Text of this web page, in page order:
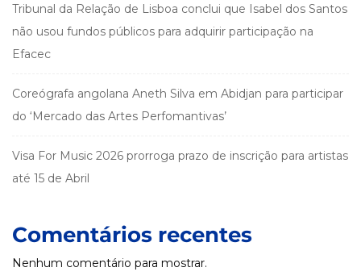
Tribunal da Relação de Lisboa conclui que Isabel dos Santos
não usou fundos públicos para adquirir participação na
Efacec
Coreógrafa angolana Aneth Silva em Abidjan para participar
do ‘Mercado das Artes Perfomantivas’
Visa For Music 2026 prorroga prazo de inscrição para artistas
até 15 de Abril
Comentários recentes
Nenhum comentário para mostrar.